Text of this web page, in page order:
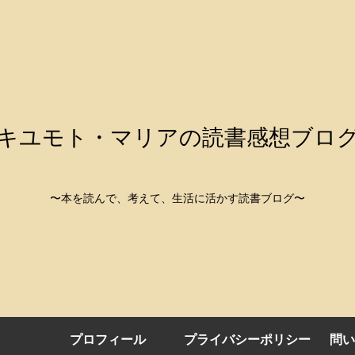
ユモト・マリアの読書感想ブロ
〜本を読んで、考えて、生活に活かす読書ブログ〜
プロフィール プライバシーポリシー 問